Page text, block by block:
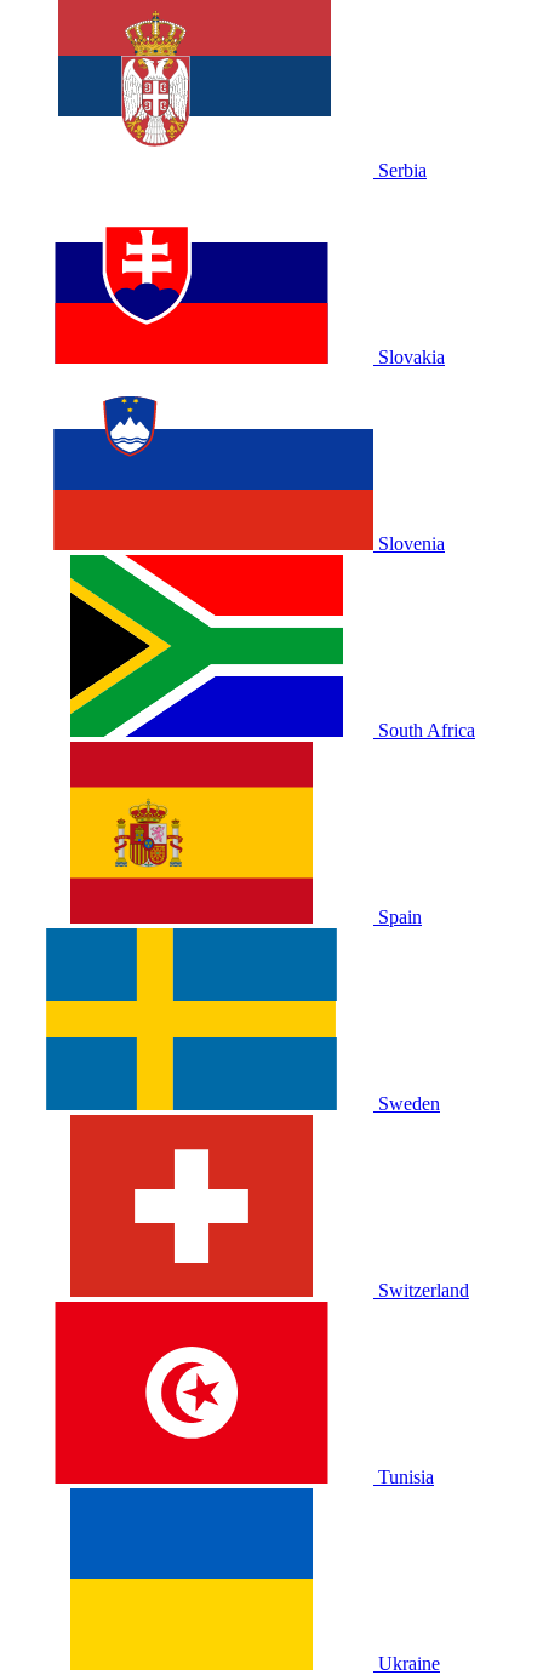
Serbia
Slovakia
Slovenia
South Africa
Spain
Sweden
Switzerland
Tunisia
Ukraine